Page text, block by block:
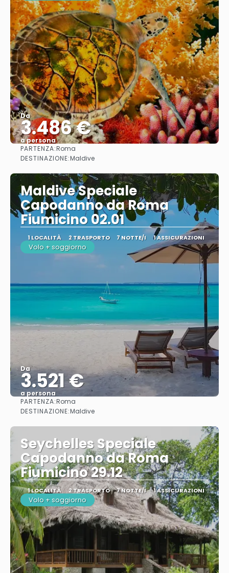
Da
3.486 €
a persona
PARTENZA:Roma
DESTINAZIONE:Maldive
Maldive Speciale
Capodanno da Roma
Fiumicino 02.01
1 LOCALITÀ 2 TRASPORTO 7 NOTTE/I 1 ASSICURAZIONI
Volo + soggiorno
Da
3.521 €
a persona
PARTENZA:Roma
DESTINAZIONE:Maldive
Seychelles Speciale
Capodanno da Roma
Fiumicino 29.12
1 LOCALITÀ 2 TRASPORTO 7 NOTTE/I 1 ASSICURAZIONI
Volo + soggiorno